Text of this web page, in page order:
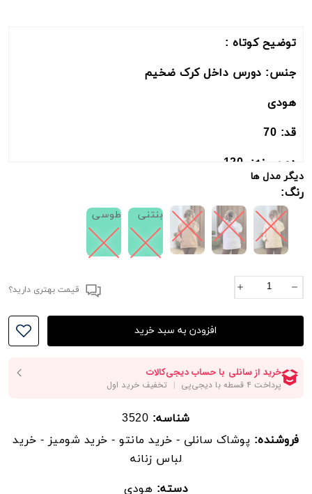
توضیح کوتاه :
جنس: دورس داخل کرک ضخیم
هودی
قد: 70
دورسینه: 120
دورباسن :110
دوربازو هودی: 50
قد آستین از کنار یقه: 78
*اندازه ها کمی حدودی میباشد*
__________________
_________________________
فیلتر شکنتونو خاموش کنید و از گوگل سرچ کنید سانلی
و کد جستجوی محصول رو قسمت سرچ بزنید
‼️خرید ازسایت میباشد.موجودی سایت و فروشگاه لحظه
ای
دیگر مدل ها
رنگ:
بنتنی طوسی
قیمت بهتری دارید؟
افزودن به سبد خرید
شناسه:
فروشنده: پوشاک سانلی - خرید مانتو - خرید شومیز - خرید
لباس زنانه
دسته: هودی